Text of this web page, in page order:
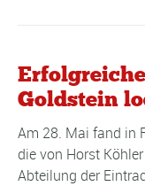
Goldstein
Am 28. Mai fand in
die von Horst
Abteilung der